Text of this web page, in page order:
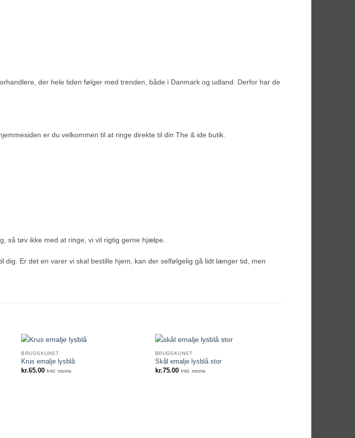
der hele tiden følger med trenden, både i Danmark og udland. Derfor har de
er du velkommen til at ringe direkte til din The & ide butik.
så tøv ikke med at ringe, vi vil rigtig gerne hjælpe.
Er det en varer vi skal bestille hjem, kan der selfølgelig gå lidt længer tid, men
BRUGSKUNST
Krus emalje lysblå
kr.65.00 Inkl. moms
BRUGSKUNST
Skål emalje lysblå stor
kr.75.00 Inkl. moms